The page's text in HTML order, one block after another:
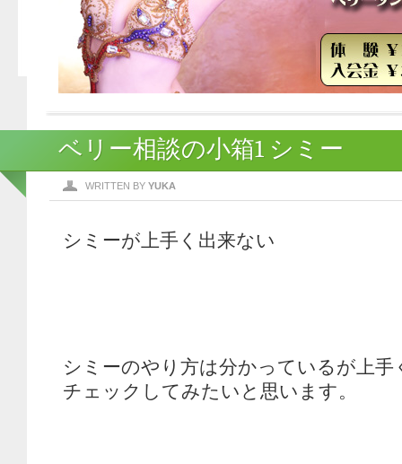
ベリー相談の小箱1 シミー
WRITTEN BY YUKA
シミーが上手く出来ない
シミーのやり方は分かっているが上手
チェックしてみたいと思います。